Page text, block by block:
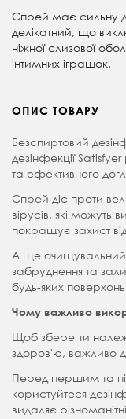
Спрей має сильну
делікатний, що
ніжної слизової
інтимних іграшок.
ОПИС ТОВАРУ
Безспиртовий
дезінфекції
та ефективного
Спрей діє проти
вірусів, які
покращує захист
А ще очищувальний
забруднення та
будь-яких
Чому важливо
Щоб зберегти
здоров'ю, важливо
Перед першим та
користуйтеся
видаляє